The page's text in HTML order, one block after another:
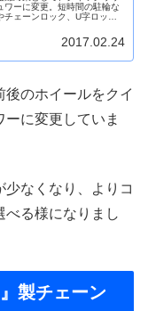
ワーに変更。短時間の駐輪な
ェーンロック、U字ロック
2017.02.24
のホイールをクイ
に変更していま
なくなり、よりコ
べる様になりまし
製チェーン